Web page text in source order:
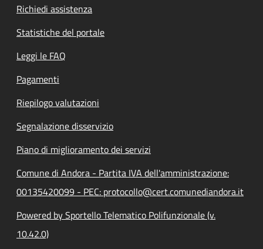
Richiedi assistenza
Statistiche del portale
Leggi le FAQ
Pagamenti
Riepilogo valutazioni
Segnalazione disservizio
Piano di miglioramento dei servizi
Comune di Andora - Partita IVA dell'amministrazione:
00135420099 - PEC: protocollo@cert.comunediandora.it
Powered by Sportello Telematico Polifunzionale (v.
10.42.0)